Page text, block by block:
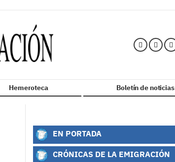
Hemeroteca Boletín de noticias
EN PORTADA
CRÓNICAS DE LA EMIGRACIÓN